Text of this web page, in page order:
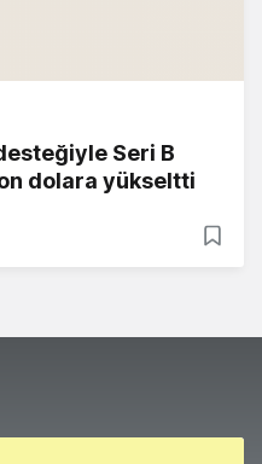
Seri B
dolara yükseltti